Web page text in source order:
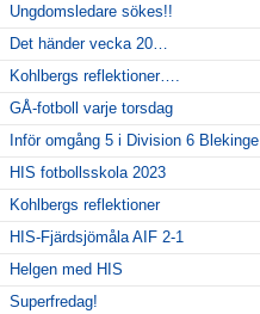
Ungdomsledare sökes!!
Det händer vecka 20…
Kohlbergs reflektioner….
GÅ-fotboll varje torsdag
Inför omgång 5 i Division 6 Blekinge
HIS fotbollsskola 2023
Kohlbergs reflektioner
HIS-Fjärdsjömåla AIF 2-1
Helgen med HIS
Superfredag!